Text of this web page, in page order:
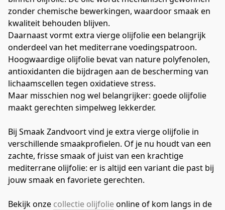
zonder chemische bewerkingen, waardoor smaak en
kwaliteit behouden blijven.
Daarnaast vormt extra vierge olijfolie een belangrijk
onderdeel van het mediterrane voedingspatroon.
Hoogwaardige olijfolie bevat van nature polyfenolen,
antioxidanten die bijdragen aan de bescherming van
lichaamscellen tegen oxidatieve stress.
Maar misschien nog wel belangrijker: goede olijfolie
maakt gerechten simpelweg lekkerder.
Bij Smaak Zandvoort vind je extra vierge olijfolie in
verschillende smaakprofielen. Of je nu houdt van een
zachte, frisse smaak of juist van een krachtige
mediterrane olijfolie: er is altijd een variant die past bij
jouw smaak en favoriete gerechten.
Bekijk onze collectie olijfolie online of kom langs in de